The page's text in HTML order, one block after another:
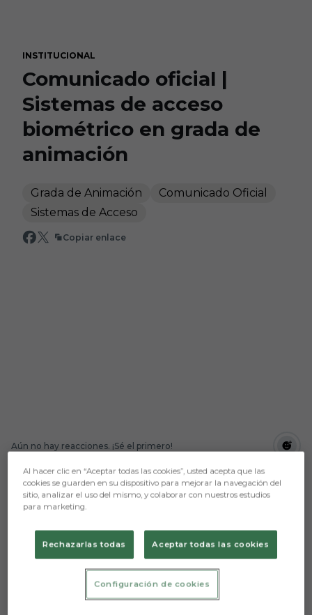
INSTITUCIONAL
Comunicado oficial |
Sistemas de acceso
biométrico en grada de
animación
Grada de Animación
Comunicado Oficial
Sistemas de Acceso
Copiar enlace
Aún no hay reacciones. ¡Sé el primero!
En relación a los últimos acontecimientos
referentes a los sistemas de acceso biométrico en
las gradas de animación, el Burgos Club de Fútbol
1- En recientes fechas se ha tenido
conocimiento del Dictamen 0098/2022
emitido por la Agencia Española de Protección
de Datos de fecha 20 de enero de 2023, en el
que se declara lainconformidad con la
Al hacer clic en “Aceptar todas las cookies”, usted acepta que las
cookies se guarden en su dispositivo para mejorar la navegación del
sitio, analizar el uso del mismo, y colaborar con nuestros estudios
para marketing.
Rechazarlas todas Aceptar todas las cookies
Configuración de cookies